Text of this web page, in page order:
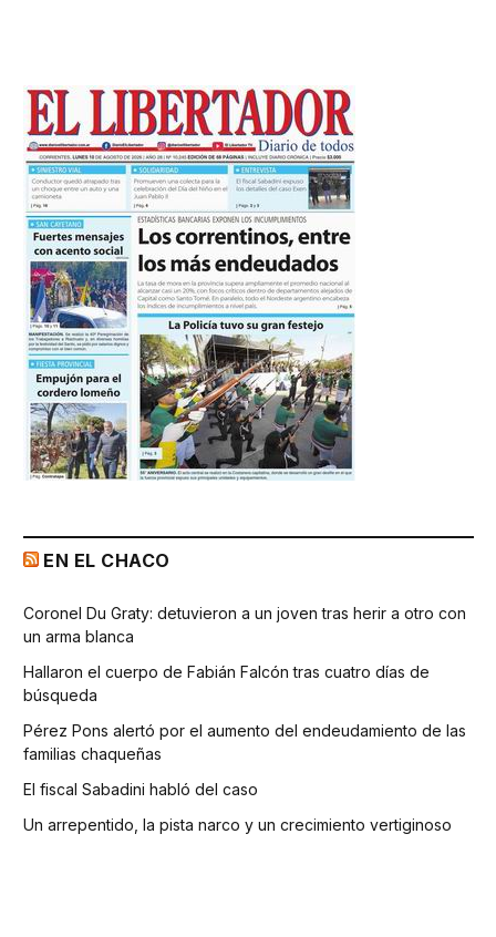
EN EL CHACO
Coronel Du Graty: detuvieron a un joven tras herir a otro con
un arma blanca
Hallaron el cuerpo de Fabián Falcón tras cuatro días de
búsqueda
Pérez Pons alertó por el aumento del endeudamiento de las
familias chaqueñas
El fiscal Sabadini habló del caso
Un arrepentido, la pista narco y un crecimiento vertiginoso